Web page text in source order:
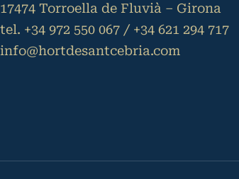
17474 Torroella de Fluvià – Girona
tel. +34 972 550 067 / +34 621 294 717
info@hortdesantcebria.com